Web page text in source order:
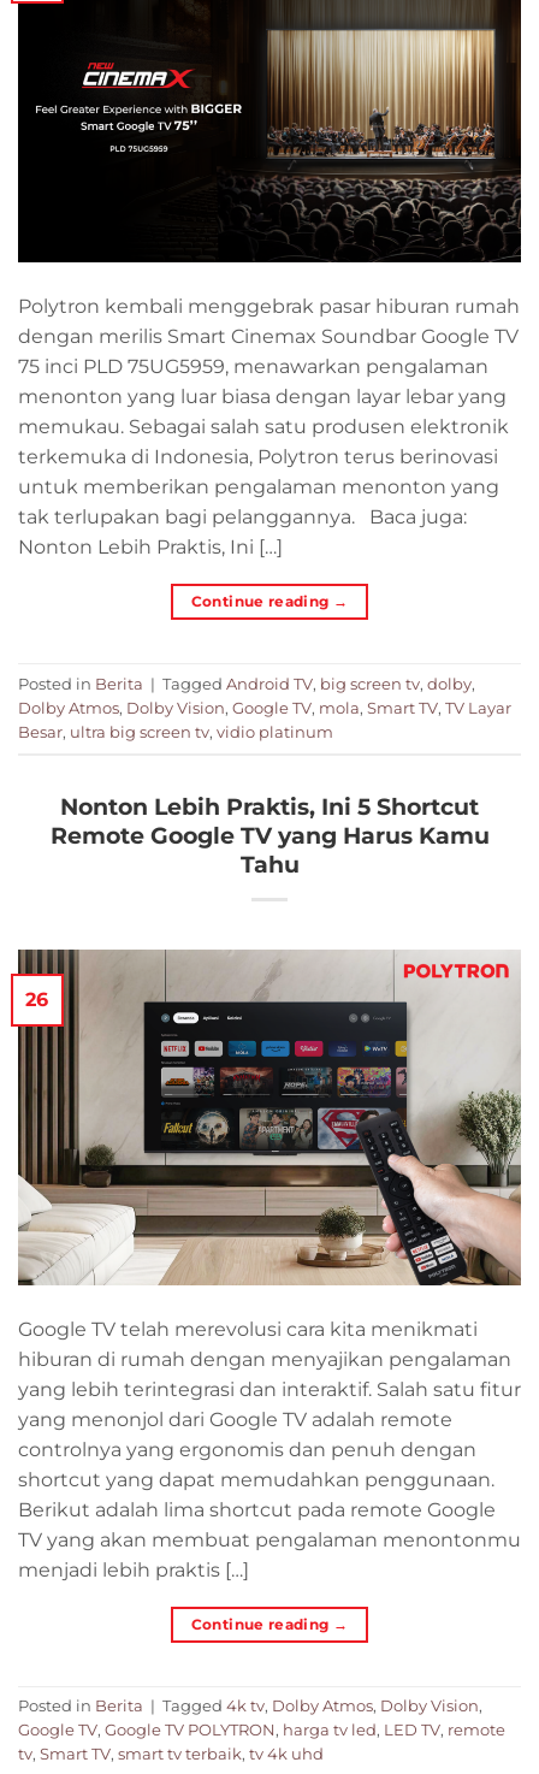
Polytron kembali menggebrak pasar hiburan rumah
dengan merilis Smart Cinemax Soundbar Google TV
75 inci PLD 75UG5959, menawarkan pengalaman
menonton yang luar biasa dengan layar lebar yang
memukau. Sebagai salah satu produsen elektronik
terkemuka di Indonesia, Polytron terus berinovasi
untuk memberikan pengalaman menonton yang
tak terlupakan bagi pelanggannya. Baca juga:
Nonton Lebih Praktis, Ini […]
Continue reading →
Posted in Berita | Tagged Android TV, big screen tv, dolby,
Dolby Atmos, Dolby Vision, Google TV, mola, Smart TV, TV Layar
Besar, ultra big screen tv, vidio platinum
Nonton Lebih Praktis, Ini 5 Shortcut
Remote Google TV yang Harus Kamu
Tahu
26
Google TV telah merevolusi cara kita menikmati
hiburan di rumah dengan menyajikan pengalaman
yang lebih terintegrasi dan interaktif. Salah satu fitur
yang menonjol dari Google TV adalah remote
controlnya yang ergonomis dan penuh dengan
shortcut yang dapat memudahkan penggunaan.
Berikut adalah lima shortcut pada remote Google
TV yang akan membuat pengalaman menontonmu
menjadi lebih praktis […]
Continue reading →
Posted in Berita | Tagged 4k tv, Dolby Atmos, Dolby Vision,
Google TV, Google TV POLYTRON, harga tv led, LED TV, remote
tv, Smart TV, smart tv terbaik, tv 4k uhd